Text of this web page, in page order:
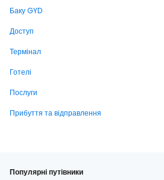
Баку GYD
Доступ
Термінал
Готелі
Послуги
Прибуття та відправлення
Популярні путівники